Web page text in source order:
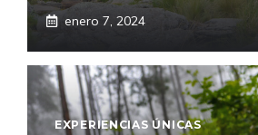
enero 7, 2024
EXPERIENCIAS ÚNICAS